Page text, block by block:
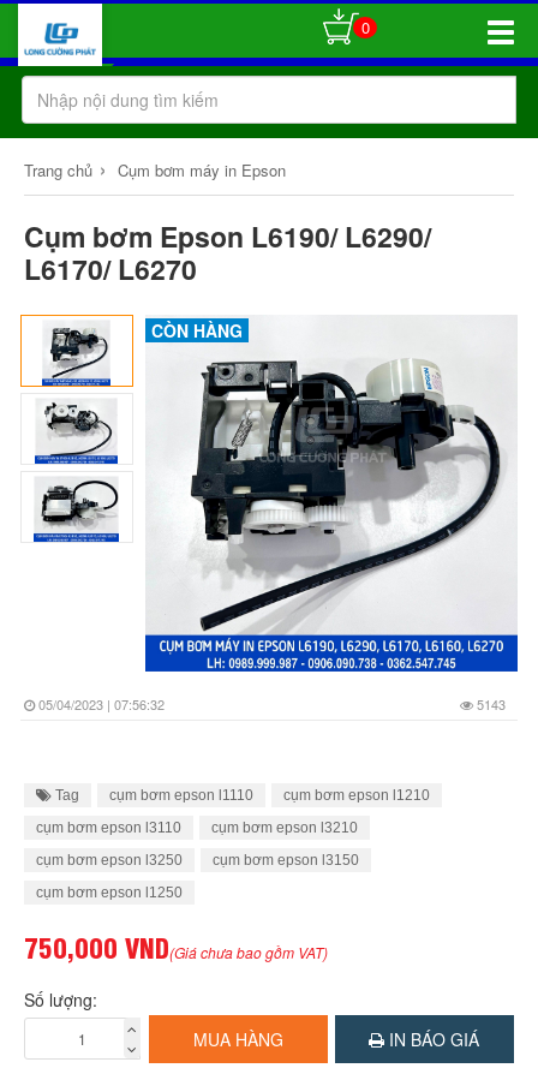
Toggle
0
Trang chủ › Cụm bơm máy in Epson
Cụm bơm Epson L6190/ L6290/
L6170/ L6270
CÒN HÀNG
05/04/2023 | 07:56:32 5143
Tag cụm bơm epson l1110
cụm bơm epson l1210
cụm bơm epson l3110
cụm bơm epson l3210
cụm bơm epson l3250
cụm bơm epson l3150
cụm bơm epson l1250
750,000 VND(Giá chưa bao gồm VAT)
Số lượng:
MUA HÀNG
IN BÁO GIÁ